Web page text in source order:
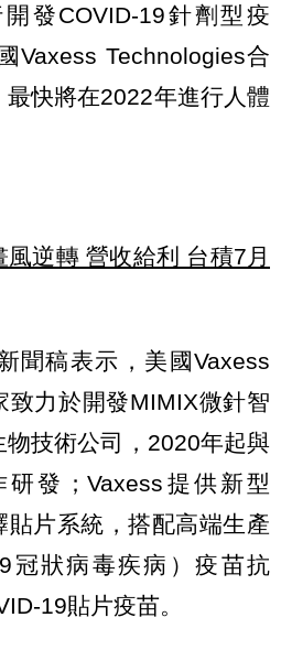
發COVID-19針劑型疫
Vaxess Technologies合
快將在2022年進行人體
逆轉 營收給利 台積7月
聞稿表示，美國Vaxess
致力於開發MIMIX微針智
技術公司，2020年起與
發；Vaxess提供新型
貼片系統，搭配高端生產
冠狀病毒疾病）疫苗抗
19貼片疫苗。